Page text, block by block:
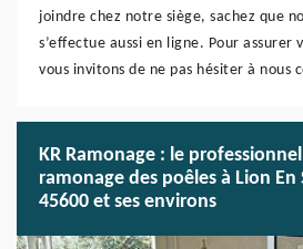
joindre chez notre siège, sachez que
s’effectue aussi en ligne. Pour
vous invitons de ne pas hésiter à nous
KR Ramonage : le
ramonage des poêles à Lion En
45600 et ses environs